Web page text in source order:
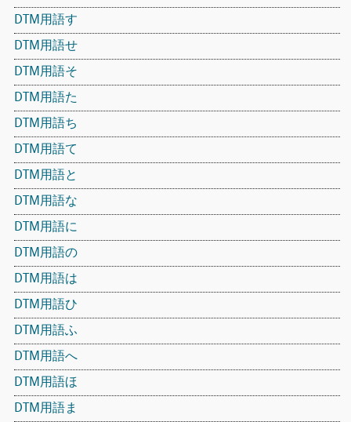
DTM用語す
DTM用語せ
DTM用語そ
DTM用語た
DTM用語ち
DTM用語て
DTM用語と
DTM用語な
DTM用語に
DTM用語の
DTM用語は
DTM用語ひ
DTM用語ふ
DTM用語へ
DTM用語ほ
DTM用語ま